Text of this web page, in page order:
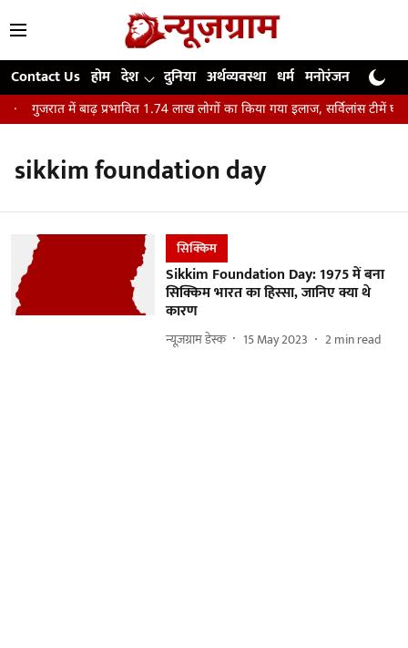
Contact Us होम देश दुनिया अर्थव्यवस्था धर्म मनोरंजन खेल
गुजरात में बाढ़ प्रभावित 1.74 लाख लोगों का किया गया इलाज, सर्विलांस टीमें
sikkim foundation day
सिक्किम
Sikkim Foundation Day: 1975 में बना
सिक्किम भारत का हिस्सा, जानिए क्या थे
कारण
न्यूज़ग्राम डेस्क 15 May 2023 2min read